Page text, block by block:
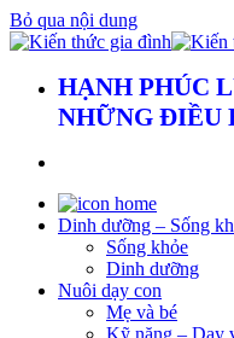
Bỏ qua nội dung
HẠNH PHÚC
NHỮNG ĐIỀU
Dinh dưỡng – Sống
Sống khỏe
Dinh dưỡng
Nuôi dạy con
Mẹ và bé
Kỹ năng – Dạy